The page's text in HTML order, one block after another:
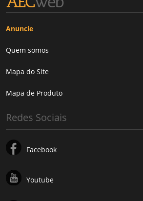
Anuncie
Quem somos
Mapa do Site
Mapa de Produto
Redes Sociais
Facebook
Youtube